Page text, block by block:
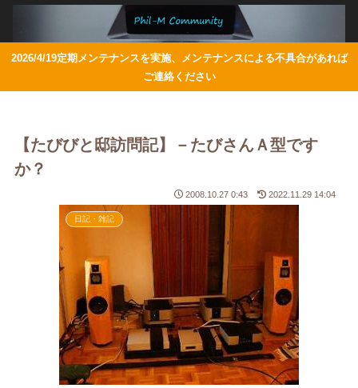
2026/4/19定期メンテナンスを実施、メンテナンスによる不具合があれば
ご連絡ください
【たびびと邸訪問記】－たびさんＡ型です
か？
2008.10.27 0:43 2022.11.29 14:04
日記・雑記